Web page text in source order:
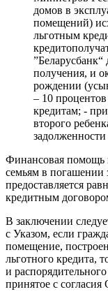
домов в
помещений)
льготным
получения, и
рождении
– 10
кредитам; -
второго
Финансовая помощь
семьям в погашении
предоставляется
кредитным
В заключении
с Указом, если
помещение,
льготного кредита,
и
принятое с